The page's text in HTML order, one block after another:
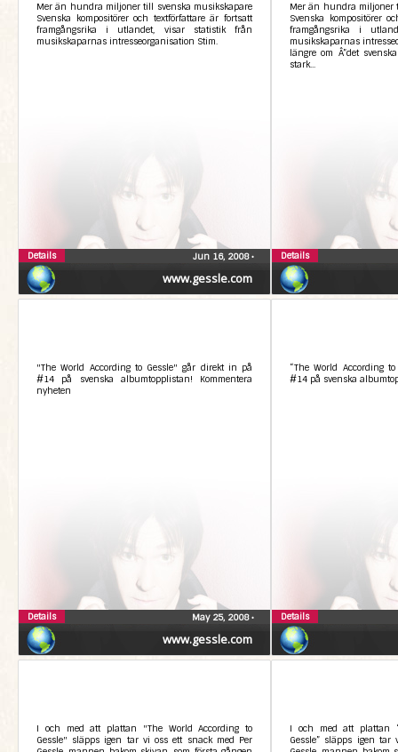
www.gessle.com
Mer än hundra miljoner till svenska musikskapare
Svenska kompositörer och textförfattare är fortsatt
framgångsrika i utlandet, visar statistik från
musikskaparnas intresseorganisation Stim.
Jun 16, 2008•
Details
Mer än hundra miljoner
Svenska kompositörer
framgångsrika i
musikskaparnas
längre om Â”det
stark...
Details
www.gessle.com
"The World According to Gessle" går direkt in på
#14 på svenska albumtopplistan! Kommentera
nyheten
May 25, 2008•
Details
“The World According
#14 på svenska
Details
I och med att plattan "The World According to
Gessle" släpps igen tar vi oss ett snack med Per
I och med att plattan
Gessle” släpps igen